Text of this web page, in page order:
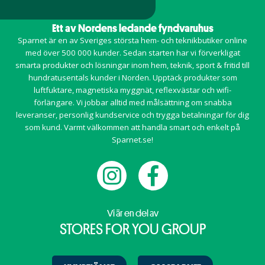
Ett av Nordens ledande fyndvaruhus
Sparnet är en av Sveriges största hem- och teknikbutiker online
med över 500 000 kunder. Sedan starten har vi förverkligat
smarta produkter och lösningar inom hem,teknik, sport & fritid till
hundratusentals kunder i Norden. Upptäck produkter som
luftfuktare, magnetiska myggnät, reflexvästar och wifi-
förlängare. Vi jobbar alltid med målsättning om snabba
leveranser, personlig kundservice och trygga betalningar för dig
som kund. Varmt välkommen att handla smart och enkelt på
Sparnet.se!
Vi är en del av
STORES FOR YOU GROUP